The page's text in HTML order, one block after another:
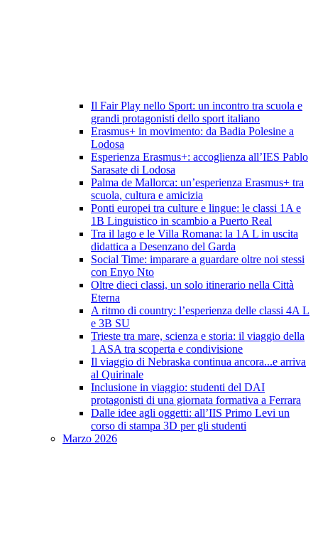
Il Fair Play nello Sport: un incontro tra scuola e
grandi protagonisti dello sport italiano
Erasmus+ in movimento: da Badia Polesine a
Lodosa
Esperienza Erasmus+: accoglienza all’IES Pablo
Sarasate di Lodosa
Palma de Mallorca: un’esperienza Erasmus+ tra
scuola, cultura e amicizia
Ponti europei tra culture e lingue: le classi 1A e
1B Linguistico in scambio a Puerto Real
Tra il lago e le Villa Romana: la 1A L in uscita
didattica a Desenzano del Garda
Social Time: imparare a guardare oltre noi stessi
con Enyo Nto
Oltre dieci classi, un solo itinerario nella Città
Eterna
A ritmo di country: l’esperienza delle classi 4A L
e 3B SU
Trieste tra mare, scienza e storia: il viaggio della
1 ASA tra scoperta e condivisione
Il viaggio di Nebraska continua ancora...e arriva
al Quirinale
Inclusione in viaggio: studenti del DAI
protagonisti di una giornata formativa a Ferrara
Dalle idee agli oggetti: all’IIS Primo Levi un
corso di stampa 3D per gli studenti
Marzo 2026